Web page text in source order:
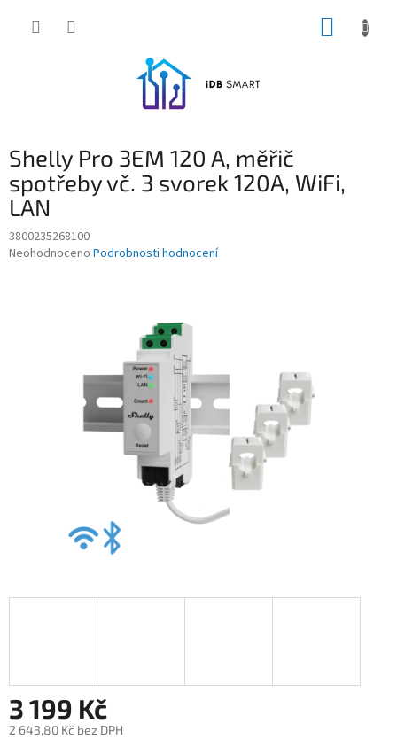
Shelly Pro 3EM 120 A, měřič
spotřeby vč. 3 svorek 120A, WiFi,
LAN
3800235268100
Průměrné
Neohodnoceno Podrobnosti hodnocení
3 199 Kč
2 643,80 Kč bez DPH